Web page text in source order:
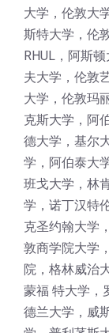
大学，伦敦大
斯特大学，伦
RHUL，阿斯
夫大学，伦敦
大学，伦敦玛
克斯大学，阿
德大学，基尔
学，阿伯泰大
班戈大学，林
学，诺丁汉特
克圣约翰大学
敦商学院大学
院，格林威治
蒙福 特大学，
德兰大学，威